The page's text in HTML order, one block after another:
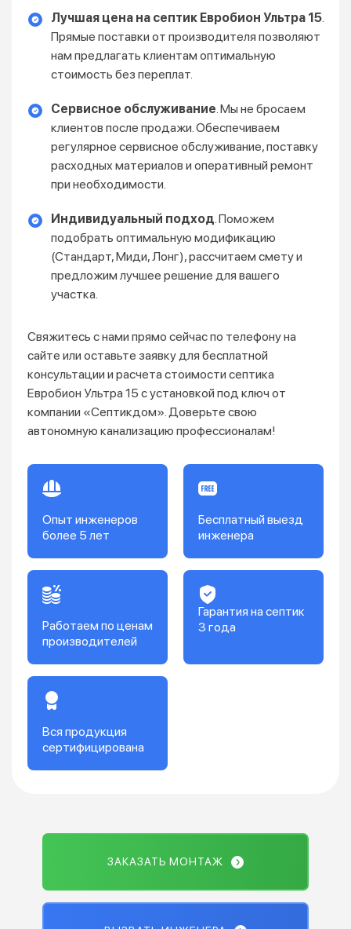
Лучшая цена на септик Евробион Ультра 15.
Прямые поставки от производителя позволяют
нам предлагать клиентам оптимальную
стоимость без переплат.
Сервисное обслуживание. Мы не бросаем
клиентов после продажи. Обеспечиваем
регулярное сервисное обслуживание, поставку
расходных материалов и оперативный ремонт
при необходимости.
Индивидуальный подход. Поможем
подобрать оптимальную модификацию
(Стандарт, Миди, Лонг), рассчитаем смету и
предложим лучшее решение для вашего
участка.
Свяжитесь с нами прямо сейчас по телефону на
сайте или оставьте заявку для бесплатной
консультации и расчета стоимости септика
Евробион Ультра 15 с установкой под ключ от
компании «Септикдом». Доверьте свою
автономную канализацию профессионалам!
Опыт инженеров
более 5 лет
Бесплатный выезд
инженера
Работаем по ценам
производителей
Гарантия на септик
3 года
Вся продукция
сертифицирована
ЗАКАЗАТЬ МОНТАЖ